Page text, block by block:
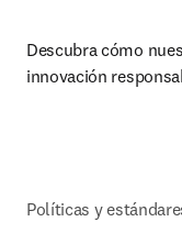
Descubra cómo
innovación
Políticas y